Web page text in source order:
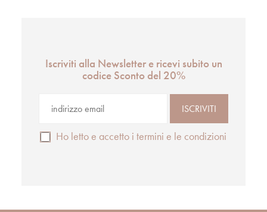
Iscriviti alla Newsletter e ricevi subito un
codice Sconto del 20%
Ho letto e accetto i termini e le condizioni